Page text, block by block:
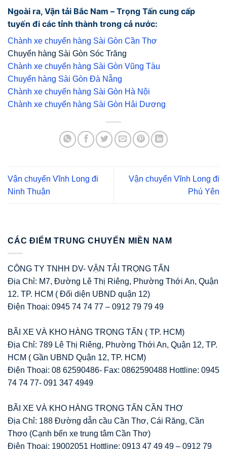
Ngoài ra, Vận tải Bắc Nam – Trọng Tấn cung cấp
tuyến đi các tỉnh thành trong cả nước:
Chành xe chuyển hàng Sài Gòn Cần Thơ
Chuyển hàng Sài Gòn Sóc Trăng
Chành xe chuyển hàng Sài Gòn Vũng Tàu
Chuyển hàng Sài Gòn Đà Nẵng
Chành xe chuyển hàng Sài Gòn Hà Nội
Chành xe chuyển hàng Sài Gòn Hải Dương
Vận chuyển Vĩnh Long đi
Ninh Thuận
Vận chuyển Vĩnh Long đi
Phú Yên
CÁC ĐIỂM TRUNG CHUYỂN MIỀN NAM
CÔNG TY TNHH DV- VẬN TẢI TRỌNG TẤN
Địa Chỉ: M7, Đường Lê Thị Riêng, Phường Thới An, Quận
12. TP. HCM ( Đối diện UBND quận 12)
Điện Thoại: 0945 74 74 77 – 0912 79 79 49
BÃI XE VÀ KHO HÀNG TRỌNG TẤN ( TP. HCM)
Địa Chỉ: 789 Lê Thị Riêng, Phường Thới An, Quận 12, TP.
HCM ( Gần UBND Quận 12, TP. HCM)
Điện Thoại: 08 62590486- Fax: 0862590488 Hottline: 0945
74 74 77- 091 347 4949
BÃI XE VÀ KHO HÀNG TRỌNG TẤN CẦN THƠ
Địa Chỉ: 188 Đường dẫn cầu Cần Thơ, Cái Răng, Cần
Thơo (Cạnh bến xe trung tâm Cần Thơ)
Điện Thoại: 19002051 Hottline: 0913 47 49 49 – 0912 79